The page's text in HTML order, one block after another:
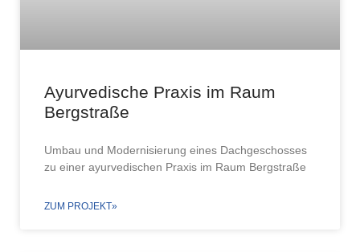
Ayurvedische Praxis im Raum
Bergstraße
Umbau und Modernisierung eines Dachgeschosses
zu einer ayurvedischen Praxis im Raum Bergstraße
ZUM PROJEKT»